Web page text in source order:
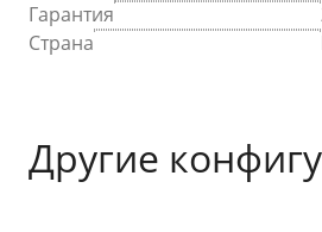
Гарантия
Страна
Другие